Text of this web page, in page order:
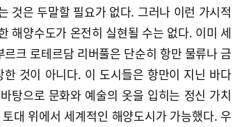
것은 두말할 필요가 없다. 그러나 이런 가시적
해양수도가 온전히 실현될 수는 없다. 이미 세
크 로테르담 리버풀은 단순히 항만 물류나 금
것이 아니다. 이 도시들은 항만이 지닌 바다
탕으로 문화와 예술의 옷을 입히는 정신 가치
대 위에서 세계적인 해양도시가 가능했다. 우